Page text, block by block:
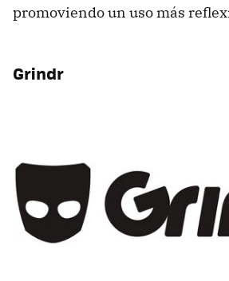
promoviendo un uso más
Grindr